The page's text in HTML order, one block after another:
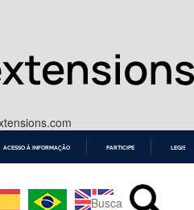
CONTEÚDO
ACESSO À INFORMAÇÃO PARTICIPE